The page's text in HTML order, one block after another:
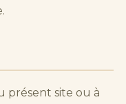
présent site ou à